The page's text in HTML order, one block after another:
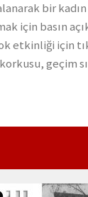
bir
için basın
etkinliği için
geçim